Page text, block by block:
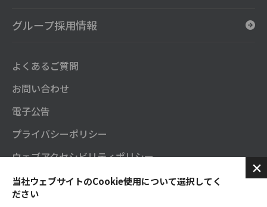
当社ウェブサイトのCookie使用について選択してく
ださい
グループ採用情報
よくあるご質問
お問い合わせ
電子公告
プライバシーポリシー
ウェブアクセシビリティポリシー
セガサミーグループソーシャルメディアポリシー
SNS公式アカウント